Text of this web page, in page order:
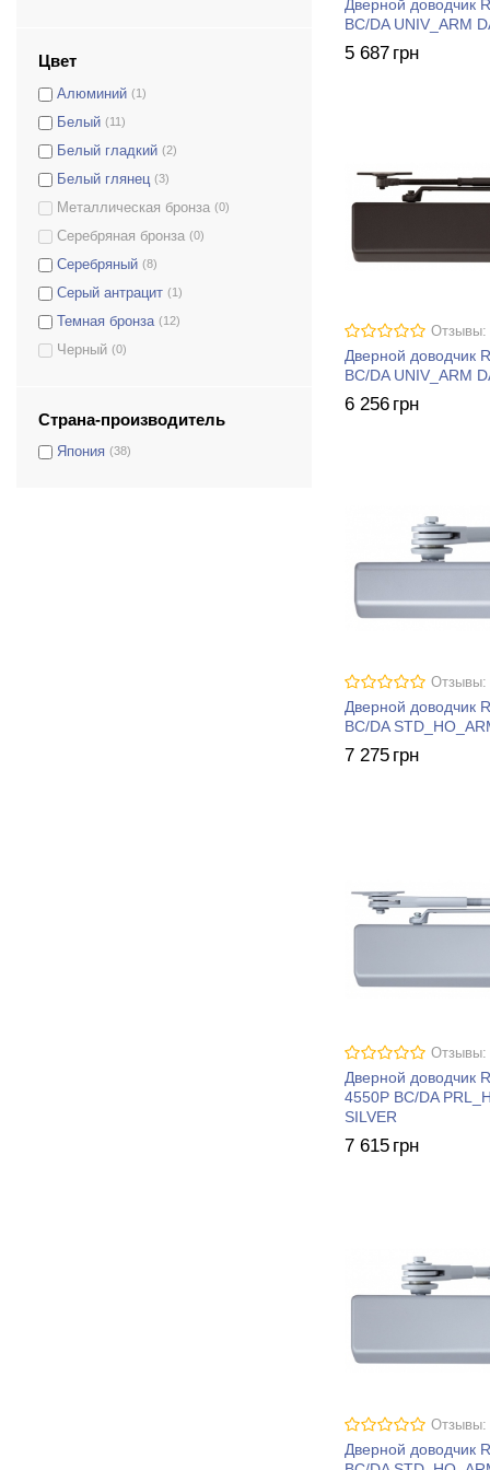
Цвет
Алюминий (1)
Белый (11)
Белый гладкий (2)
Белый глянец (3)
Металлическая бронза (0)
Серебряная бронза (0)
Серебряный (8)
Серый антрацит (1)
Темная бронза (12)
Черный (0)
Страна-производитель
Япония (38)
Дверной доводчик
BC/DA UNIV_ARM
5 687 грн
Отзывы:
Дверной доводчик
BC/DA UNIV_ARM
6 256 грн
Отзывы:
Дверной доводчик
BC/DA
7 275 грн
Отзывы:
Дверной доводчик
4550P BC/DA
SILVER
7 615 грн
Отзывы:
Дверной доводчик